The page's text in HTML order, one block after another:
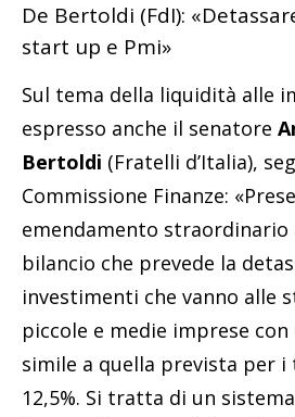
De Bertoldi (FdI):
start up e Pmi»
Sul tema della liquidità alle
espresso anche il senatore
Bertoldi (Fratelli d’Italia),
Commissione Finanze:
emendamento straordinario
bilancio che prevede la
investimenti che vanno alle
piccole e medie imprese
simile a quella prevista per
12,5%. Si tratta di un